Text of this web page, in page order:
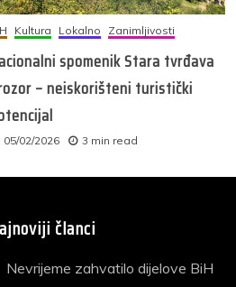
Kultura Lokalno Zanimljivosti
spomenik Stara tvrđava
– neiskorišteni turistički
05/02/2026 3 min read
članci
Nevrijeme zahvatilo dijelove BiH